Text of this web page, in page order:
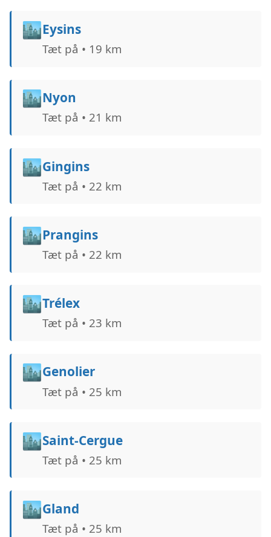
🏙️Eysins
Tæt på • 19 km
🏙️Nyon
Tæt på • 21 km
🏙️Gingins
Tæt på • 22 km
🏙️Prangins
Tæt på • 22 km
🏙️Trélex
Tæt på • 23 km
🏙️Genolier
Tæt på • 25 km
🏙️Saint-Cergue
Tæt på • 25 km
🏙️Gland
Tæt på • 25 km